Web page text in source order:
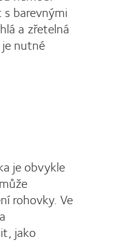
barevnými
a zřetelná
nutné
je obvykle
rohovky. Ve
jako